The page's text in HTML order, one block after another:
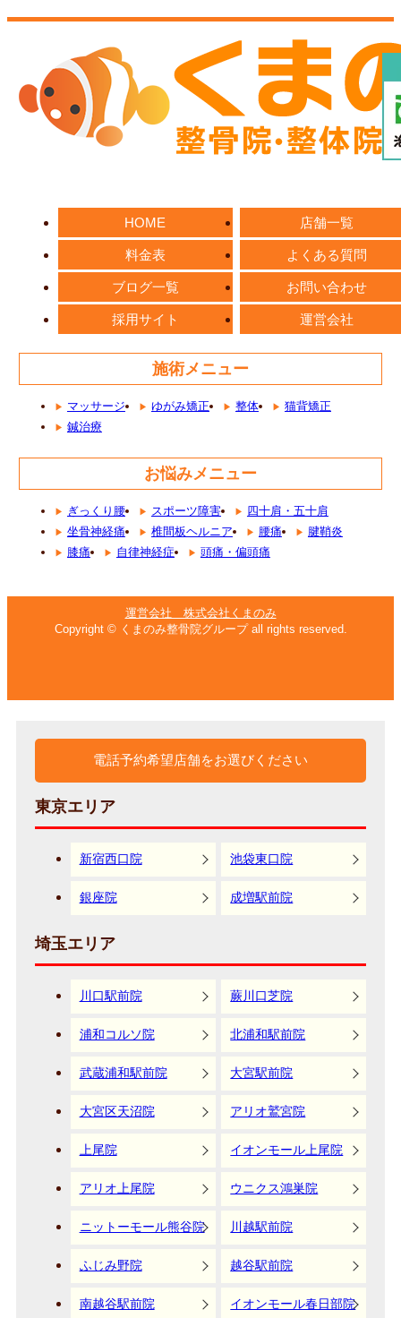
HOME 店舗一覧
料金表 よくある質問
ブログ一覧 お問い合わせ
採用サイト 運営会社
施術メニュー
マッサージ ゆがみ矯正 整体
猫背矯正
鍼治療
お悩みメニュー
ぎっくり腰 スポーツ障害
四十肩・五十肩
坐骨神経痛
椎間板ヘルニア 腰痛
腱鞘炎
膝痛
自律神経症 頭痛・偏頭痛
運営会社 株式会社くまのみ
Copyright © くまのみ整骨院グループ all rights reserved.
電話予約希望店舗をお選びください
東京エリア
新宿西口院 池袋東口院
銀座院 成増駅前院
埼玉エリア
川口駅前院 蕨川口芝院
浦和コルソ院 北浦和駅前院
武蔵浦和駅前院 大宮駅前院
大宮区天沼院 アリオ鷲宮院
上尾院 イオンモール上尾院
アリオ上尾院 ウニクス鴻巣院
ニットーモール熊谷院 川越駅前院
ふじみ野院 越谷駅前院
南越谷駅前院 イオンモール春日部院